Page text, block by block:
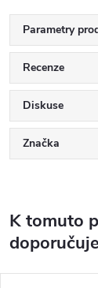
Parametry
Recenze
Diskuse
Značka
K tomuto